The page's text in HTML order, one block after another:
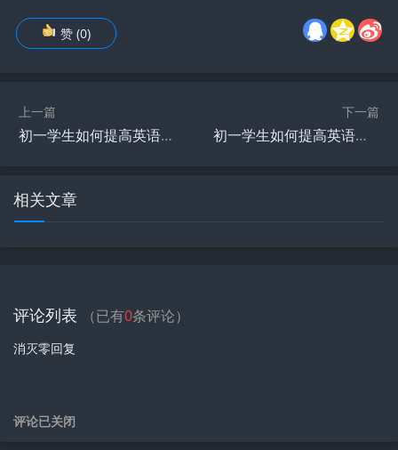
赞 (0)
上一篇
初一学生如何提高英语写作能力
下一篇
初一学生如何提高英语阅读能力：实用方法指南
相关文章
评论列表 （已有0条评论）
消灭零回复
评论已关闭